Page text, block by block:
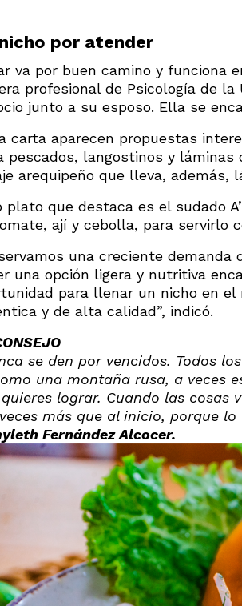
por atender
va por buen camino y funciona
profesional de Psicología de la
junto a su esposo. Ella se
carta aparecen propuestas
pescados, langostinos y
arequipeño que lleva, además,
plato que destaca es el sudado
ají y cebolla, para servirlo
una creciente
una opción ligera y nutritiva
para llenar un nicho en
y de alta calidad”, indicó.
se den por vencidos. Todos
una montaña rusa, a veces
lograr. Cuando las cosas
más que al inicio, porque
Fernández Alcocer.